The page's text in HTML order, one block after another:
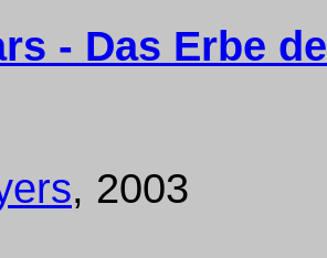
- Das Erbe
, 2003